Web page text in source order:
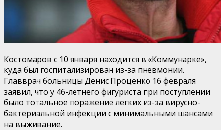
Костомаров с 10 января находится в «Коммунарке»,
куда был госпитализирован из-за пневмонии.
Главврач больницы Денис Проценко 16 февраля
заявил, что у 46-летнего фигуриста при поступлении
было тотальное поражение легких из-за вирусно-
бактериальной инфекции с минимальными шансами
на выживание.